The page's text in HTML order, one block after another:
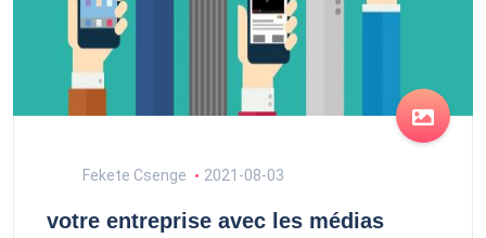
Fekete Csenge 2021-08-03
votre entreprise avec les médias